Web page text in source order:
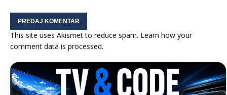
This site uses Akismet to reduce spam. Learn how your
comment data is processed.